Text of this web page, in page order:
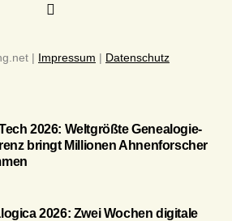
| Impressum | Datenschutz
2026: Weltgrößte Genealogie-
bringt Millionen Ahnenforscher
2026: Zwei Wochen digitale